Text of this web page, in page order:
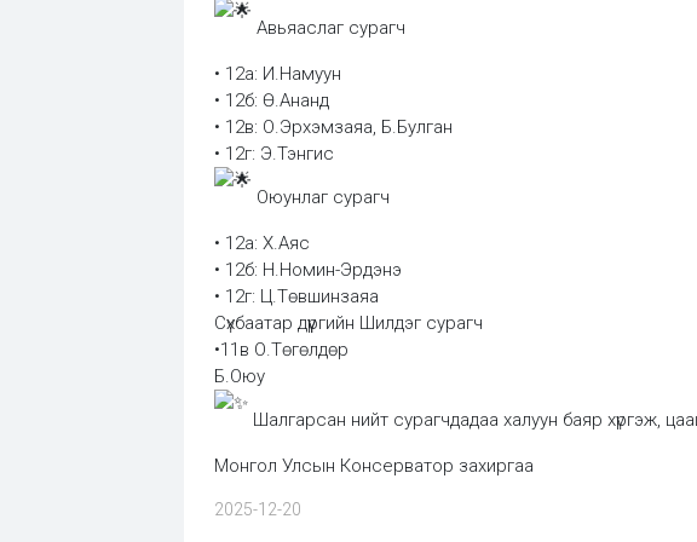
Авьяаслаг сурагч
• 12а: И.Намуун
• 12б: Ө.Ананд
• 12в: О.Эрхэмзаяа, Б.Булган
• 12г: Э.Тэнгис
Оюунлаг сурагч
• 12а: Х.Аяс
• 12б: Н.Номин-Эрдэнэ
• 12г: Ц.Төвшинзаяа
Сүхбаатар дүүргийн Шилдэг сурагч
•11в О.Төгөлдөр
Б.Оюу
Шалгарсан нийт сурагчдадаа халуун баяр хүргэж,
Монгол Улсын Консерватор захиргаа
2025-12-20